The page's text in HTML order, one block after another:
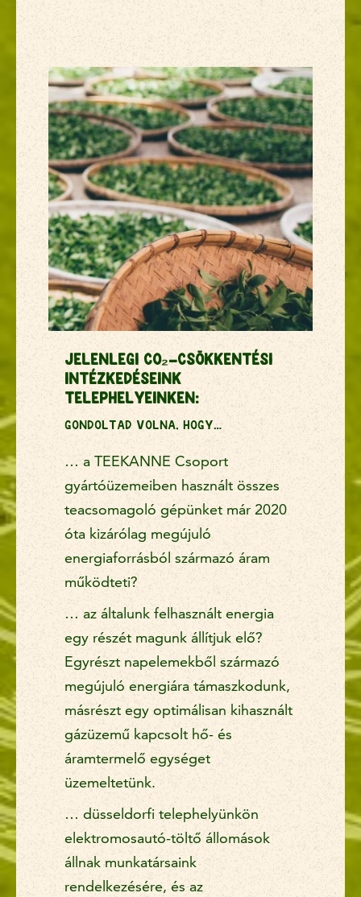
Jelenlegi CO₂-csökkentési
intézkedéseink
telephelyeinken:
Gondoltad volna, hogy…
… a TEEKANNE Csoport
gyártóüzemeiben használt összes
teacsomagoló gépünket már 2020
óta kizárólag megújuló
energiaforrásból származó áram
működteti?
… az általunk felhasznált energia
egy részét magunk állítjuk elő?
Egyrészt napelemekből származó
megújuló energiára támaszkodunk,
másrészt egy optimálisan kihasznált
gázüzemű kapcsolt hő- és
áramtermelő egységet
üzemeltetünk.
… düsseldorfi telephelyünkön
elektromosautó-töltő állomások
állnak munkatársaink
rendelkezésére, és az